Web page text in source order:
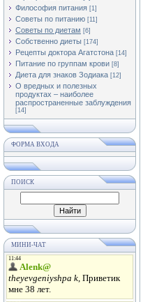
Философия питания [1]
Советы по питанию [11]
Советы по диетам [6]
Собственно диеты [174]
Рецепты доктора Агатстона [14]
Питание по группам крови [8]
Диета для знаков Зодиака [12]
О вредных и полезных
продуктах – наиболее
распространенные заблуждения
[14]
ФОРМА ВХОДА
ПОИСК
МИНИ-ЧАТ